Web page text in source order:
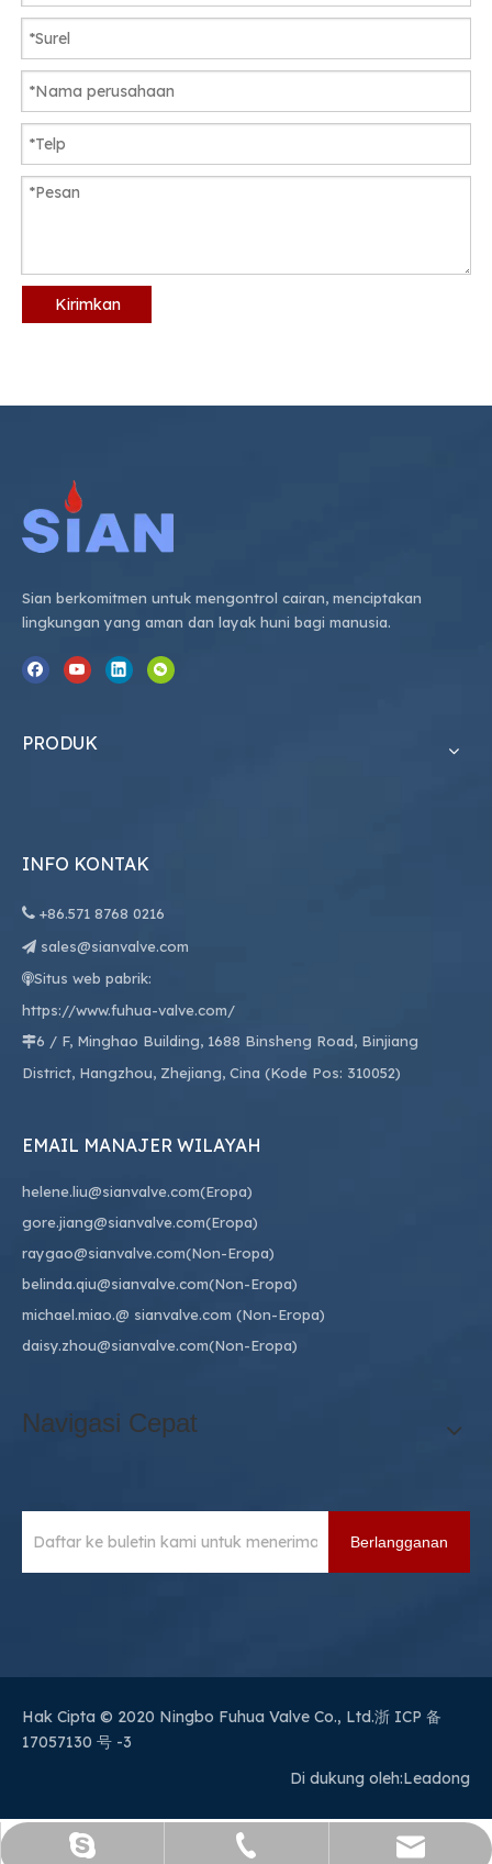
Kirimkan
Sian berkomitmen untuk mengontrol cairan, menciptakan
lingkungan yang aman dan layak huni bagi manusia.
PRODUK
Luoquanxi.
+86 571 8768 0216
sales@sianvalve.com
INFO KONTAK
 +86.571 8768 0216
 sales@sianvalve.com
Situs web pabrik:
https://www.fuhua-valve.com/
6 / F, Minghao Building, 1688 Binsheng Road, Binjiang
District, Hangzhou, Zhejiang, Cina (Kode Pos: 310052)
EMAIL MANAJER WILAYAH
helene.liu@sianvalve.com(Eropa)
gore.jiang@sianvalve.com(Eropa)
raygao@sianvalve.com(Non-Eropa)
belinda.qiu@sianvalve.com(Non-Eropa)
michael.miao.@ sianvalve.com (Non-Eropa)
daisy.zhou@sianvalve.com(Non-Eropa)
Navigasi Cepat
Berlangganan
Hak Cipta © 2020 Ningbo Fuhua Valve Co., Ltd.浙 ICP 备
17057130 号 -3
Di dukung oleh:Leadong